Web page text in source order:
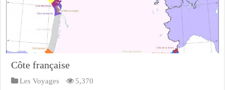
Côte française
Les Voyages 5,370